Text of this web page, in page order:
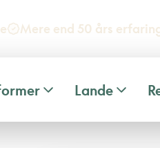
Mere end 50 års
Lande